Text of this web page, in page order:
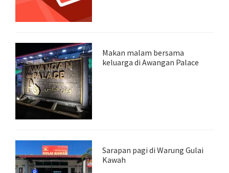
Makan malam bersama
keluarga di Awangan Palace
Sarapan pagi di Warung Gulai
Kawah